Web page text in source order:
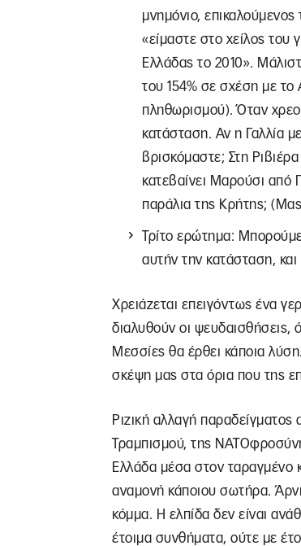
μνημόνιο,
«είμαστε στο χείλος
Ελλάδας το 2010».
του 154% σε σχέση με το
πληθωρισμού). Όταν
κατάσταση. Αν η Γαλλία
βρισκόμαστε; Στη
κατεβαίνει Μαρούσι από
παράλια της Κρήτης;
Τρίτο ερώτημα:
αυτήν την κατάσταση,
Χρειάζεται επειγόντως ένα
διαλυθούν οι
Μεσσίες θα έρθει κάποια
σκέψη μας στα όρια που της
Ριζική αλλαγή
Τραμπισμού, της
Ελλάδα μέσα στον ταραγμένο
αναμονή κάποιου σωτήρα.
κόμμα. Η ελπίδα δεν είναι
έτοιμα συνθήματα, ούτε με